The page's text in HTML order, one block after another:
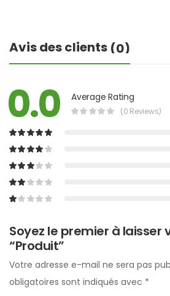
Avis des clients (0)
0.0 Average Rating
(0 Reviews)
Soyez le premier à laisser
“Produit”
Votre adresse e-mail ne sera pas
obligatoires sont indiqués avec *